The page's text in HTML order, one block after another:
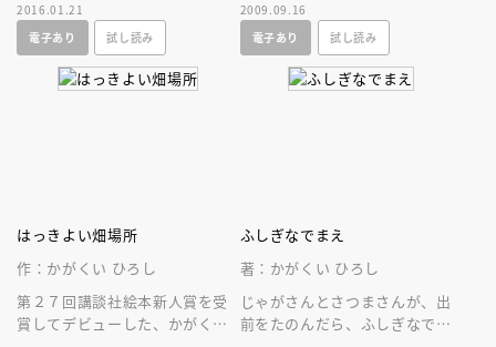
けたち仲間がうめじいを祝う、
ゆかいな絵本。
2016.01.21
電子あり
試し読み
顔になる、かがくいひろしの絵
本。
2009.09.16
電子あり
試し読み
はっきよい畑場所
作：かがくい ひろし
第２７回講談社絵本新人賞を受
賞してデビューした、かがくい
ふしぎなでまえ
著：かがくい ひろし
じゃがさんとさつまさんが、出
前をたのんだら、ふしぎなでま